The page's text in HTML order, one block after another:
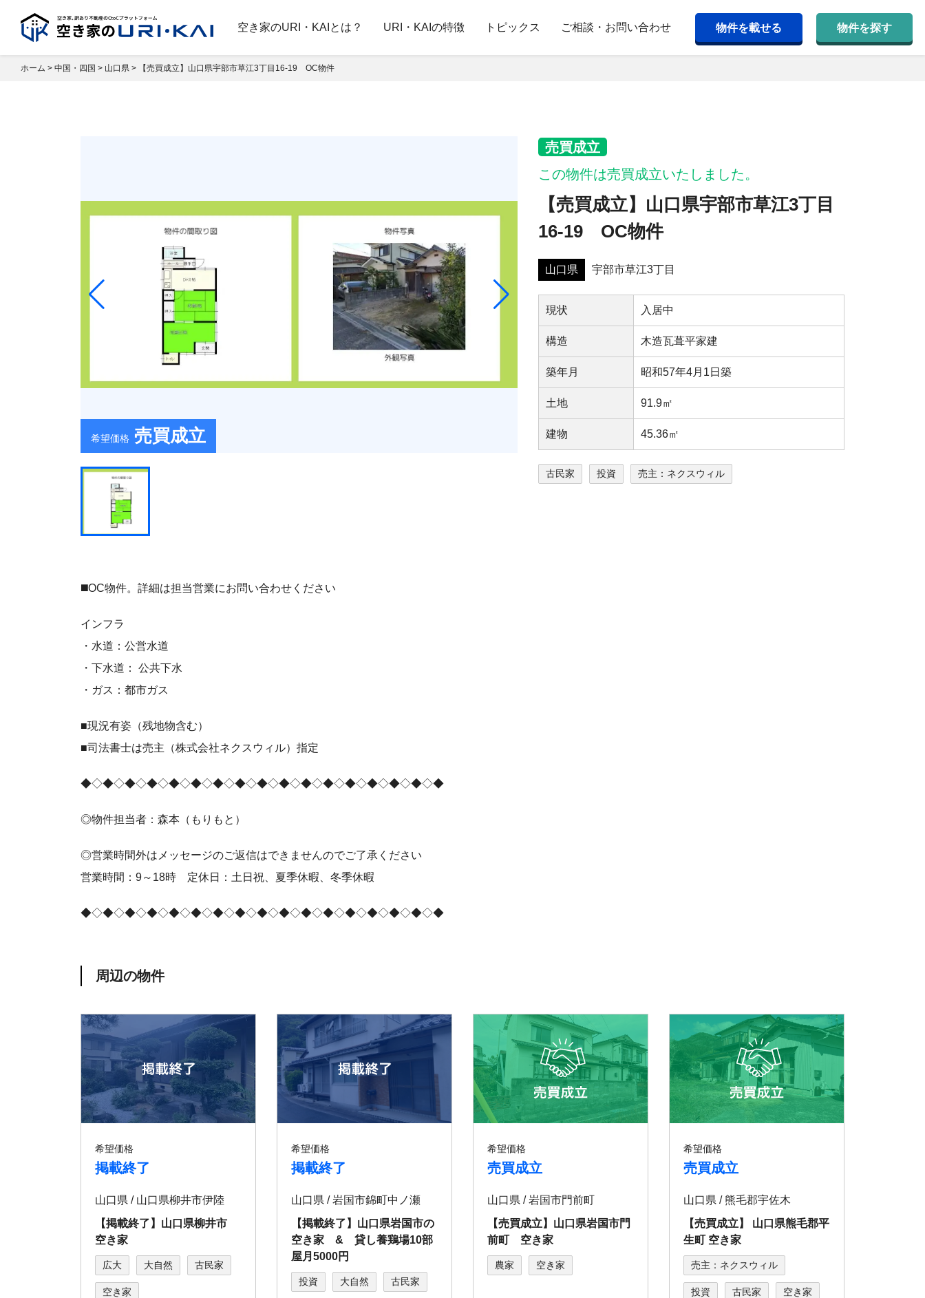
空き家のURI・KAIとは？ URI・KAIの特徴 トピックス ご相談・お問い合わせ 物件を載せる 物件を探す
ホーム > 中国・四国 > 山口県 > 【売買成立】山口県宇部市草江3丁目16-19 OC物件
希望価格 売買成立
売買成立
この物件は売買成立いたしました。
【売買成立】山口県宇部市草江3丁目
16-19 OC物件
山口県 宇部市草江3丁目
現状 入居中
構造 木造瓦葺平家建
築年⽉ 昭和57年4月1日築
⼟地 91.9㎡
建物 45.36㎡
古民家 投資 売主：ネクスウィル
◼️OC物件。詳細は担当営業にお問い合わせください
インフラ
・水道：公営水道
・下水道： 公共下水
・ガス：都市ガス
■現況有姿（残地物含む）
■司法書士は売主（株式会社ネクスウィル）指定
◆◇◆◇◆◇◆◇◆◇◆◇◆◇◆◇◆◇◆◇◆◇◆◇◆◇◆◇◆◇◆◇◆
◎物件担当者：森本（もりもと）
◎営業時間外はメッセージのご返信はできませんのでご了承ください
営業時間：9～18時 定休日：土日祝、夏季休暇、冬季休暇
◆◇◆◇◆◇◆◇◆◇◆◇◆◇◆◇◆◇◆◇◆◇◆◇◆◇◆◇◆◇◆◇◆
周辺の物件
希望価格
掲載終了
山口県 / 山口県柳井市伊陸
【掲載終了】山口県柳井市
空き家
広大 大自然 古民家
空き家
希望価格
掲載終了
山口県 / 岩国市錦町中ノ瀬
【掲載終了】山口県岩国市の
空き家 & 貸し養鶏場10部
屋月5000円
投資 大自然 古民家
希望価格
売買成立
山口県 / 岩国市門前町
【売買成立】山口県岩国市門
前町 空き家
農家 空き家
希望価格
売買成立
山口県 / 熊毛郡宇佐木
【売買成立】 山口県熊毛郡平
生町 空き家
売主：ネクスウィル
投資 古民家 空き家